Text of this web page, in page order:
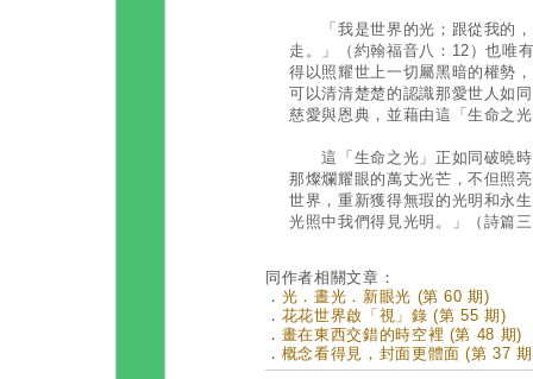
「我是世界的光；跟從我的，
走。」（約翰福音八：12）也唯
得以照耀世上一切屬黑暗的權勢
可以清清楚楚的認識那愛世人如
慈愛與恩典，並藉由這「生命之
這「生命之光」正如同破曉時
那燦爛耀眼的萬丈光芒，不但照
世界，重新獲得無瑕的光明和永
光照中我們得見光明。」（詩篇
同作者相關文章：
． 光．晝光．新眼光 (第 60 期)
． 花花世界啟「視」錄 (第 55 期)
． 畫在東西交錯的時空裡 (第 48 期)
． 概念看得見，封面更體面 (第 37